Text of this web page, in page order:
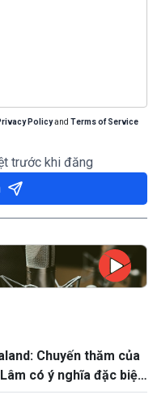
Policyand Terms of Service
trước khi đăng
Chuyến thăm của
có ý nghĩa đặc biệt